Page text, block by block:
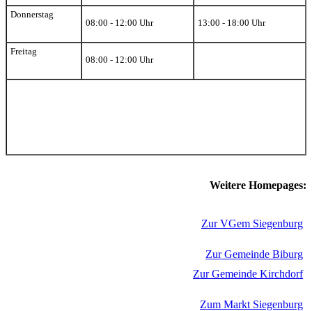
Donnerstag
08:00 - 12:00 Uhr
13:00 - 18:00 Uhr
Freitag
08:00 - 12:00 Uhr
Weitere Homepages:
Zur VGem Siegenburg
Zur Gemeinde Biburg
Zur Gemeinde Kirchdorf
Zum Markt Siegenburg